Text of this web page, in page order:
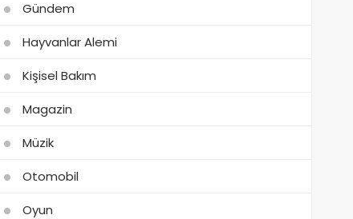
Gündem
Hayvanlar Alemi
Kişisel Bakım
Magazin
Müzik
Otomobil
Oyun